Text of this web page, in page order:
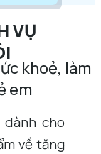
VỤ
khoẻ, làm
em
dành cho
về tăng